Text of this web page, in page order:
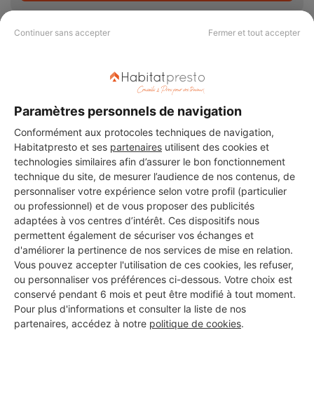
Continuer sans accepter Fermer et tout accepter
Paramètres personnels de navigation
Conformément aux protocoles techniques de navigation,
Habitatpresto et ses partenaires utilisent des cookies et
technologies similaires afin d’assurer le bon fonctionnement
technique du site, de mesurer l’audience de nos contenus, de
personnaliser votre expérience selon votre profil (particulier
ou professionnel) et de vous proposer des publicités
adaptées à vos centres d’intérêt. Ces dispositifs nous
permettent également de sécuriser vos échanges et
d'améliorer la pertinence de nos services de mise en relation.
Vous pouvez accepter l'utilisation de ces cookies, les refuser,
ou personnaliser vos préférences ci-dessous. Votre choix est
conservé pendant 6 mois et peut être modifié à tout moment.
Pour plus d'informations et consulter la liste de nos
partenaires, accédez à notre politique de cookies.
Digne-les-Bains
6 ans d'expérience
Voir sa fiche
OZKOSAR PLOMBERIE
Digne-les-Bains
7 ans d'expérience
Voir sa fiche